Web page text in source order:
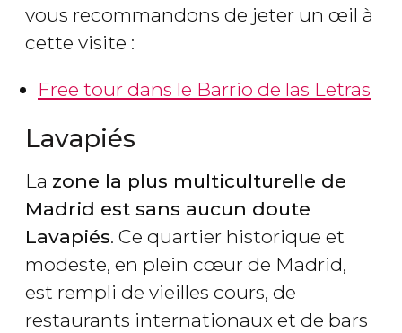
vous recommandons de jeter un œil à
cette visite :
Free tour dans le Barrio de las Letras
Lavapiés
La zone la plus multiculturelle de
Madrid est sans aucun doute
Lavapiés. Ce quartier historique et
modeste, en plein cœur de Madrid,
est rempli de vieilles cours, de
restaurants internationaux et de bars